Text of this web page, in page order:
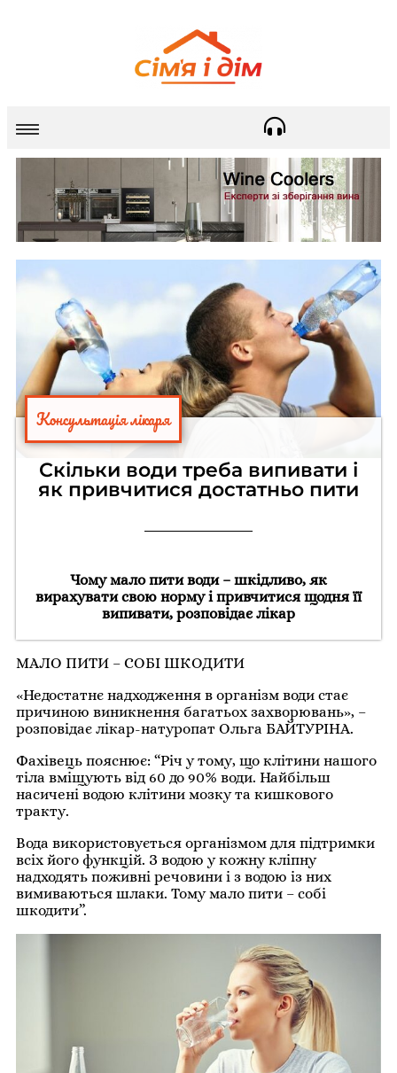
Консультація лікаря
Скільки води треба випивати і
як привчитися достатньо пити
Чому мало пити води – шкідливо, як
вирахувати свою норму і привчитися щодня її
випивати, розповідає лікар
МАЛО ПИТИ – СОБІ ШКОДИТИ
«Недостатнє надходження в організм води стає
причиною виникнення багатьох захворювань», –
розповідає лікар-натуропат Ольга БАЙТУРІНА.
Фахівець пояснює: “Річ у тому, що клітини нашого
тіла вміщують від 60 до 90% води. Найбільш
насичені водою клітини мозку та кишкового
тракту.
Вода використовується організмом для підтримки
всіх його функцій. З водою у кожну кліпну
надходять поживні речовини і з водою із них
вимиваються шлаки. Тому мало пити – собі
шкодити”.